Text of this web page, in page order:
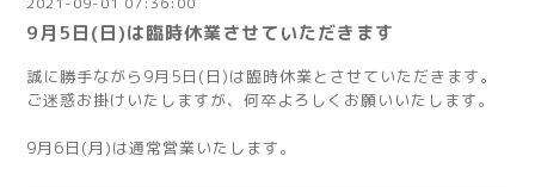
9月5日(日)は臨時休業させていただきます
誠に勝手ながら9月5日(日)は臨時休業とさせていただきます。
ご迷惑お掛けいたしますが、何卒よろしくお願いいたします。
9月6日(月)は通常営業いたします。